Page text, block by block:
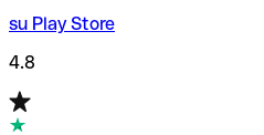
su Play Store
4.8